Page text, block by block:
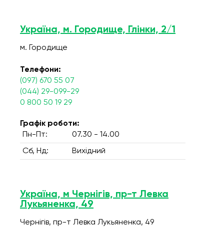
Україна, м. Городище, Глінки, 2/1
м. Городище
Телефони:
(097) 670 55 07
(044) 29-099-29
0 800 50 19 29
Графік роботи:
Пн-Пт:
07.30 - 14.00
Сб, Нд: Вихідний
Україна, м Чернігів, пр-т Левка
Лукьяненка, 49
Чернігів, пр-т Левка Лукьяненка, 49